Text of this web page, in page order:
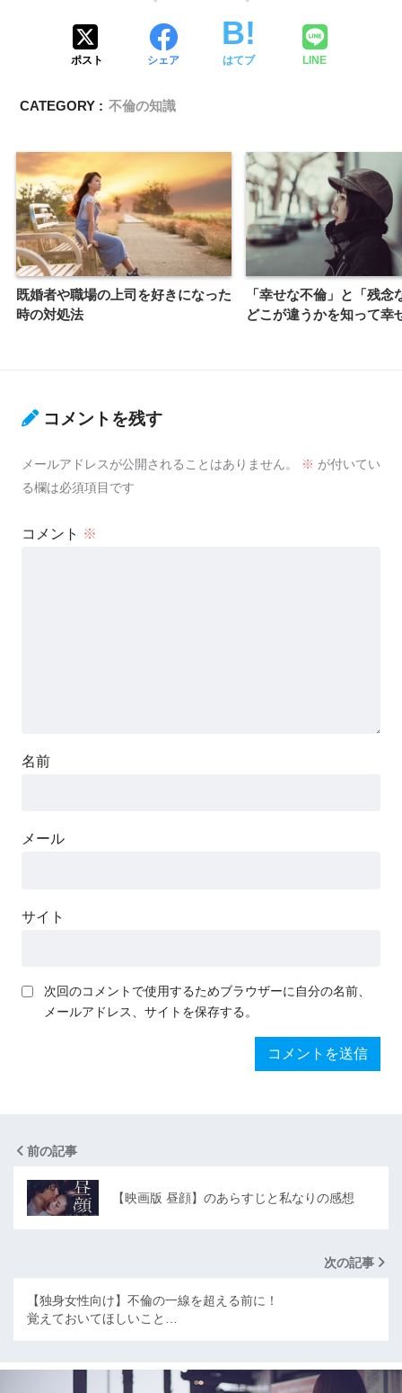
ポスト シェア はてブ LINE
CATEGORY : 不倫の知識
既婚者や職場の上司を好きになった
時の対処法
「幸せな不倫」と「残念
どこが違うかを知って幸
コメントを残す
メールアドレスが公開されることはありません。 ※ が付いてい
る欄は必須項目です
コメント ※
名前
メール
サイト
次回のコメントで使用するためブラウザーに自分の名前、
メールアドレス、サイトを保存する。
前の記事
【映画版 昼顔】のあらすじと私なりの感想
次の記事
【独身女性向け】不倫の一線を超える前に！
覚えておいてほしいこと…